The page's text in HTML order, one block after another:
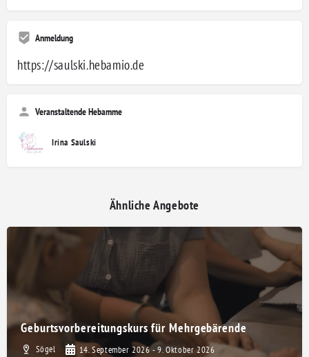
Anmeldung
https://saulski.hebamio.de
Veranstaltende Hebamme
Irina Saulski
Ähnliche Angebote
Geburtsvorbereitungskurs für Mehrgebärende
Sögel 14. September 2026 - 9. Oktober 2026